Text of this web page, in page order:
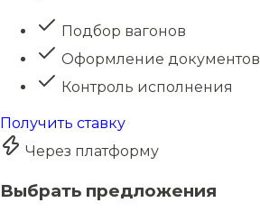
Подбор вагонов
Оформление документов
Контроль исполнения
Получить ставку
Через платформу
Выбрать предложения